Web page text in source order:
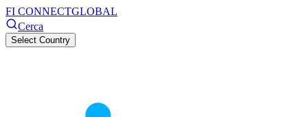
FI CONNECTGLOBAL
Cerca
Select Country